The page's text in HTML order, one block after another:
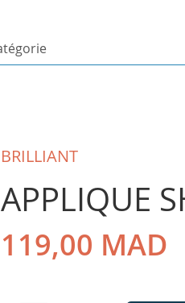
BRILLIANT
APPLIQUE
119,00 MAD